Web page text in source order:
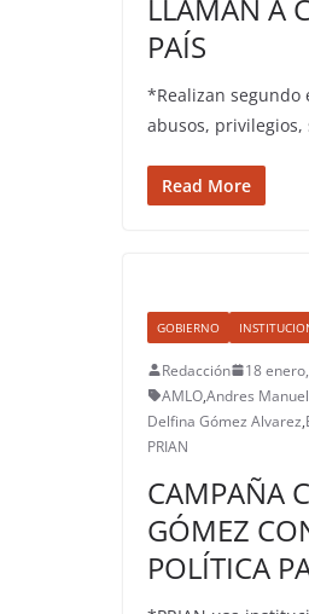
LLAMAN A
PAÍS
*Realizan segundo
abusos,
Read More
GOBIERNO
Redacción
18
AMLO,Andres
Delfina Gómez Alvarez,
PRIAN
CAMPAÑA
GÓMEZ
POLÍTICA